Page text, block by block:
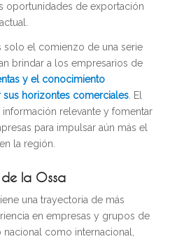
oportunidades de exportación
solo el comienzo de una serie
brindar a los empresarios de
y el conocimiento
sus horizontes comerciales. El
relevante y fomentar
para impulsar aún más el
la región.
la Ossa
una trayectoria de más
en empresas y grupos de
como internacional,